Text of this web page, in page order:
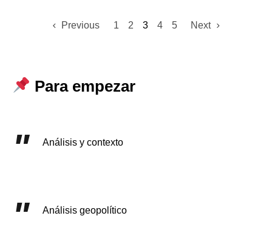
Previous 1 2 3 4 5 Next
Para empezar
Análisis y contexto
Análisis geopolítico